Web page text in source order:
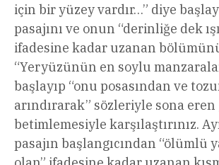
için bir yüzey vardır…” diye
pasajını ve onun “derinliğe dek
ifadesine kadar uzanan
“Yeryüzünün en soylu
başlayıp “onu posasından ve
arındırarak” sözleriyle sona
betimlemesiyle karşılaştırınız.
pasajın başlangıcından “ölümlü